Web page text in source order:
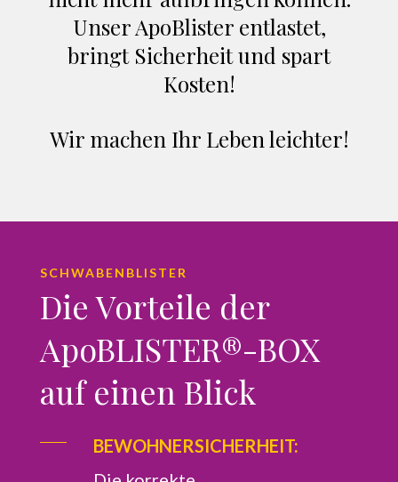
Unser ApoBlister entlastet,
bringt Sicherheit und spart
Kosten!
Wir machen Ihr Leben leichter!
SCHWABENBLISTER
Die Vorteile der
ApoBLISTER®-BOX
auf einen Blick
BEWOHNERSICHERHEIT: